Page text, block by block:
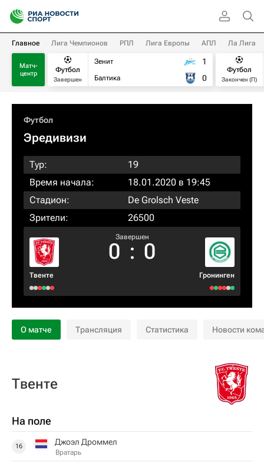
Главное Лига Чемпионов РПЛ Лига Европы АПЛ Ла Лига
Матч-
центр
Футбол
Завершен
Зенит
Балтика
1
0
Футбол
Закончен (П)
Футбол
Эредивизи
Тур:
19
Время начала:
18.01.2020 в 19:45
Стадион:
De Grolsch Veste
Зрители:
26500
Твенте
Завершен
0 : 0
Гронинген
О матче Трансляция Статистика Новости
Твенте
На поле
16 Джоэл Дроммел
Вратарь